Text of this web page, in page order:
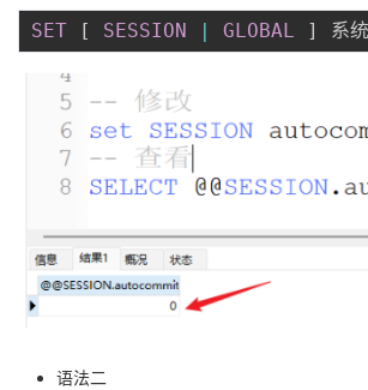
SET [ SESSION GLOBAL ] 系
语法二